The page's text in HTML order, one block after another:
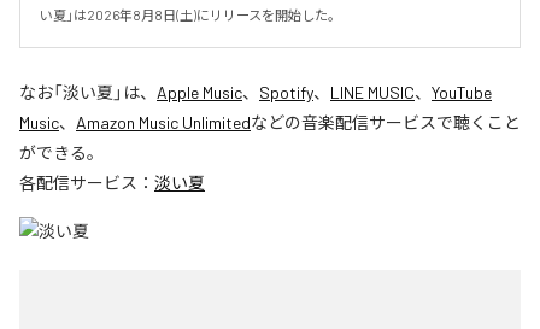
い夏」は2026年8月8日(土)にリリースを開始した。
なお「淡い夏 」は、 Apple Music、 Spotify、 LINE MUSIC、 YouTube
Music、 Amazon Music Unlimitedなどの音楽配信サービスで聴くこと
ができる。
各配信サービス： 淡い夏